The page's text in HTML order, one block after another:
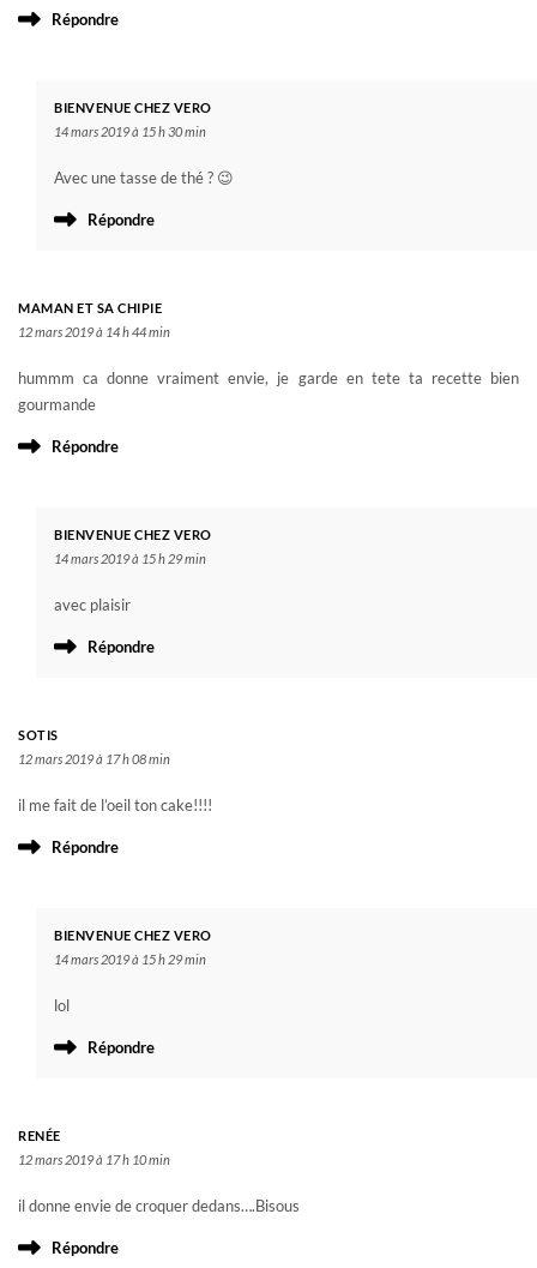
Répondre
BIENVENUE CHEZ VERO
14 mars 2019 à 15 h 30 min
Avec une tasse de thé ? 😉
Répondre
MAMAN ET SA CHIPIE
12 mars 2019 à 14 h 44 min
hummm ca donne vraiment envie, je garde en tete ta recette bien
gourmande
Répondre
BIENVENUE CHEZ VERO
14 mars 2019 à 15 h 29 min
avec plaisir
Répondre
SOTIS
12 mars 2019 à 17 h 08 min
il me fait de l’oeil ton cake!!!!
Répondre
BIENVENUE CHEZ VERO
14 mars 2019 à 15 h 29 min
lol
Répondre
RENÉE
12 mars 2019 à 17 h 10 min
il donne envie de croquer dedans….Bisous
Répondre